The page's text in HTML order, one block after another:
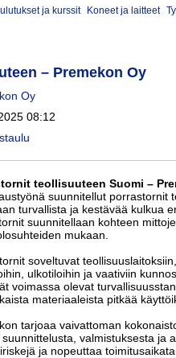
ja kurssit Koneet ja laitteet
– Premekon Oy
Oy
08:12
teollisuuteen Suomi –
suunnitellut porrastornit
turvallista ja kestävää kulkua
suunnitellaan kohteen
mukaan.
soveltuvat
ulkotiloihin ja vaativiin
voimassa olevat
materiaaleista pitkää
tarjoaa vaivattoman
valmistuksesta ja
ja nopeuttaa